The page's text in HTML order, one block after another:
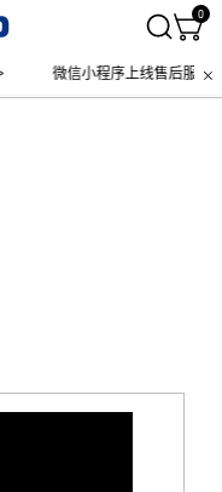
0
微信小程序上线售后服务